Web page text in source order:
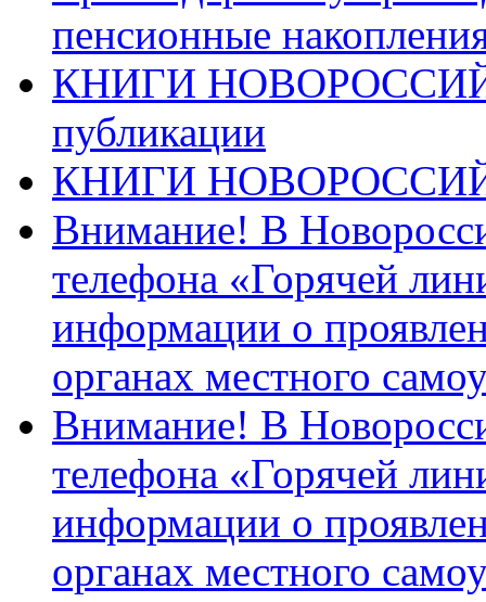
пенсионные
КНИГИ
публикации
КНИГИ
Внимание! В
телефона «Горячей
информации о
органах местного
Внимание! В
телефона «Горячей
информации о
органах местного